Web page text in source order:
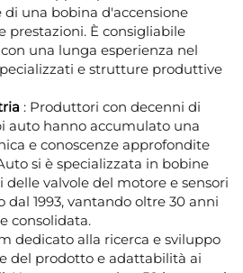
di una bobina d'accensione
prestazioni. È consigliabile
una lunga esperienza nel
e strutture produttive
: Produttori con decenni di
auto hanno accumulato una
e conoscenze approfondite
si è specializzata in bobine
delle valvole del motore e sensori
dal 1993, vantando oltre 30 anni
consolidata.
dedicato alla ricerca e sviluppo
del prodotto e adattabilità ai